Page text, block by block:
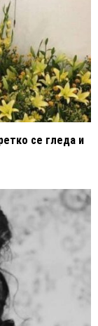
се гледа и